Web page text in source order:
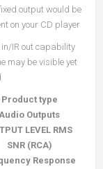
output would be
on your CD player.
IR out capability
may be visible yet
Product type
Audio Outputs
LEVEL RMS
SNR (RCA)
Response